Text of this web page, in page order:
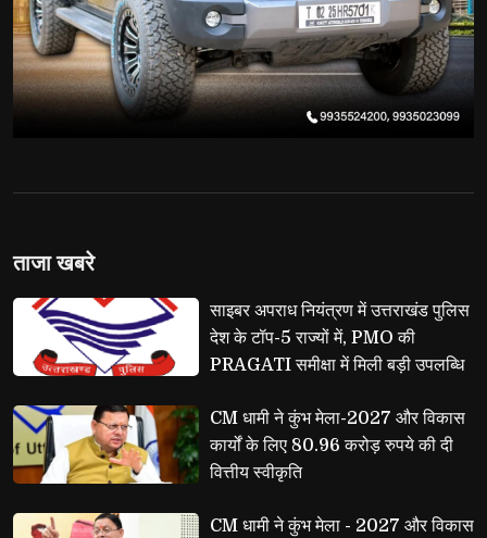
ताजा खबरे
साइबर अपराध नियंत्रण में उत्तराखंड पुलिस
देश के टॉप-5 राज्यों में, PMO की
PRAGATI समीक्षा में मिली बड़ी उपलब्धि
CM धामी ने कुंभ मेला-2027 और विकास
कार्यों के लिए 80.96 करोड़ रुपये की दी
वित्तीय स्वीकृति
CM धामी ने कुंभ मेला - 2027 और विकास